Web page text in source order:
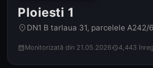
Ploiesti 1
place DN1 B tarlaua 31, parcelele A242/
calendar_month Monitorizată din 21.05.2026history4,443